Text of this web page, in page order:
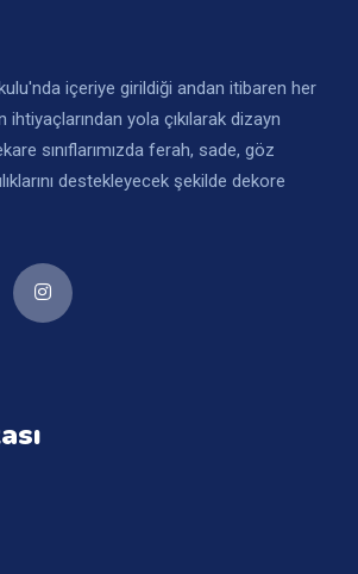
içeriye girildiği andan itibaren her
ihtiyaçlarından yola çıkılarak dizayn
sınıflarımızda ferah, sade, göz
destekleyecek şekilde dekore